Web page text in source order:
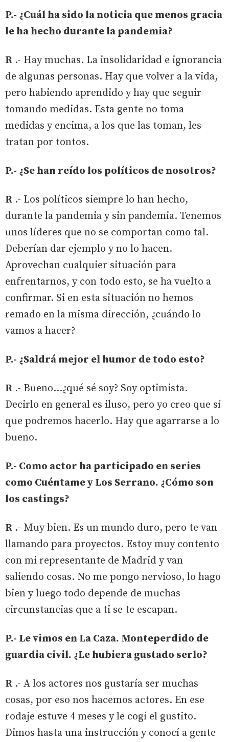
P.- ¿Cuál ha sido la noticia que menos gracia
le ha hecho durante la pandemia?
R .- Hay muchas. La insolidaridad e ignorancia
de algunas personas. Hay que volver a la vida,
pero habiendo aprendido y hay que seguir
tomando medidas. Esta gente no toma
medidas y encima, a los que las toman, les
tratan por tontos.
P.- ¿Se han reído los políticos de nosotros?
R .- Los políticos siempre lo han hecho,
durante la pandemia y sin pandemia. Tenemos
unos líderes que no se comportan como tal.
Deberían dar ejemplo y no lo hacen.
Aprovechan cualquier situación para
enfrentarnos, y con todo esto, se ha vuelto a
confirmar. Si en esta situación no hemos
remado en la misma dirección, ¿cuándo lo
vamos a hacer?
P.- ¿Saldrá mejor el humor de todo esto?
R .- Bueno…¿qué sé soy? Soy optimista.
Decirlo en general es iluso, pero yo creo que sí
que podremos hacerlo. Hay que agarrarse a lo
bueno.
P.- Como actor ha participado en series
como Cuéntame y Los Serrano. ¿Cómo son
los castings?
R .- Muy bien. Es un mundo duro, pero te van
llamando para proyectos. Estoy muy contento
con mi representante de Madrid y van
saliendo cosas. No me pongo nervioso, lo hago
bien y luego todo depende de muchas
circunstancias que a ti se te escapan.
P.- Le vimos en La Caza. Monteperdido de
guardia civil. ¿Le hubiera gustado serlo?
R .- A los actores nos gustaría ser muchas
cosas, por eso nos hacemos actores. En ese
rodaje estuve 4 meses y le cogí el gustito.
Dimos hasta una instrucción y conocí a gente